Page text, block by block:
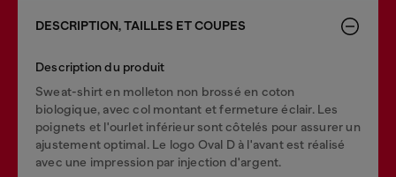
DESCRIPTION, TAILLES ET COUPES
Description du produit
Sweat-shirt en molleton non brossé en coton
biologique, avec col montant et fermeture éclair. Les
poignets et l'ourlet inférieur sont côtelés pour assurer un
ajustement optimal. Le logo Oval D à l'avant est réalisé
avec une impression par injection d'argent.